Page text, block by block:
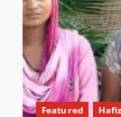
Featured